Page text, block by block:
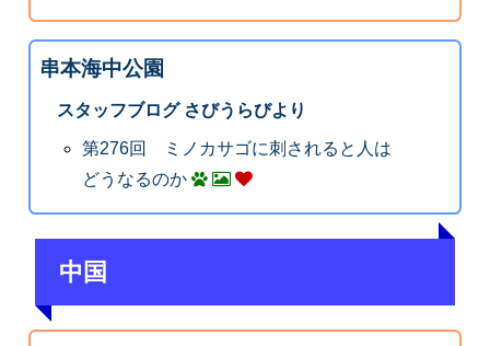
串本海中公園
スタッフブログ さびうらびより
第276回 ミノカサゴに刺されると人は
どうなるのか
中国